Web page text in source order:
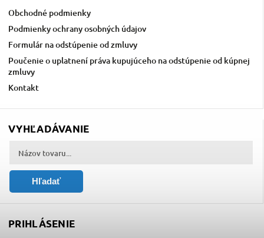
Obchodné podmienky
Podmienky ochrany osobných údajov
Formulár na odstúpenie od zmluvy
Poučenie o uplatnení práva kupujúceho na odstúpenie od kúpnej
zmluvy
Kontakt
VYHĽADÁVANIE
Hľadať
PRIHLÁSENIE